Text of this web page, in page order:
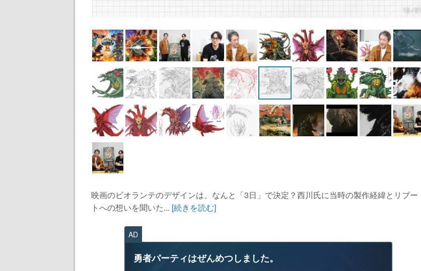
16 / 31
映画のビオランテのデザインは、なんと「3日」で決定？西川氏に当時の製作経緯とリブー
トへの想いを聞いた... [続きを読む]
AD
勇者パーティはぜんめつしました。